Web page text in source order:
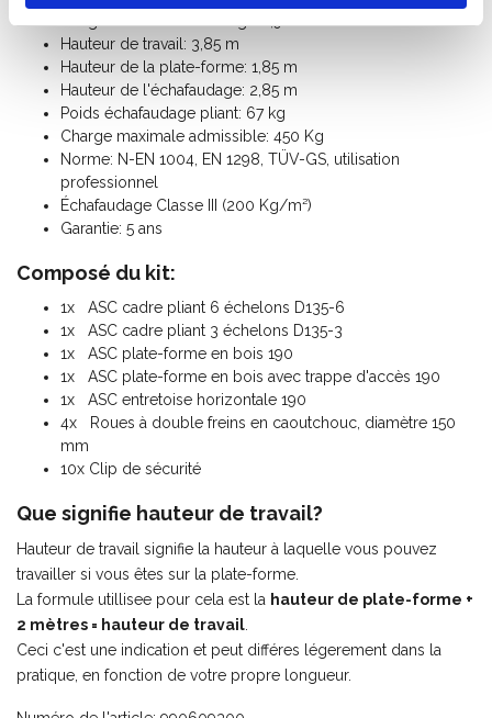
Hauteur de travail: 3,85 m
Hauteur de la plate-forme: 1,85 m
Hauteur de l'échafaudage: 2,85 m
Poids échafaudage pliant: 67 kg
Charge maximale admissible: 450 Kg
Norme: N-EN 1004, EN 1298, TÜV-GS, utilisation
professionnel
Échafaudage Classe III (200 Kg/m²)
Garantie: 5 ans
Composé du kit:
1x ASC cadre pliant 6 échelons D135-6
1x ASC cadre pliant 3 échelons D135-3
1x ASC plate-forme en bois 190
1x ASC plate-forme en bois avec trappe d'accès 190
1x ASC entretoise horizontale 190
4x Roues à double freins en caoutchouc, diamètre 150
mm
10x Clip de sécurité
Que signifie hauteur de travail?
Hauteur de travail signifie la hauteur à laquelle vous pouvez
travailler si vous êtes sur la plate-forme.
La formule utillisee pour cela est la hauteur de plate-forme +
2 mètres = hauteur de travail
Ceci c'est une indication et peut différes légerement dans la
pratique, en fonction de votre propre longueur.